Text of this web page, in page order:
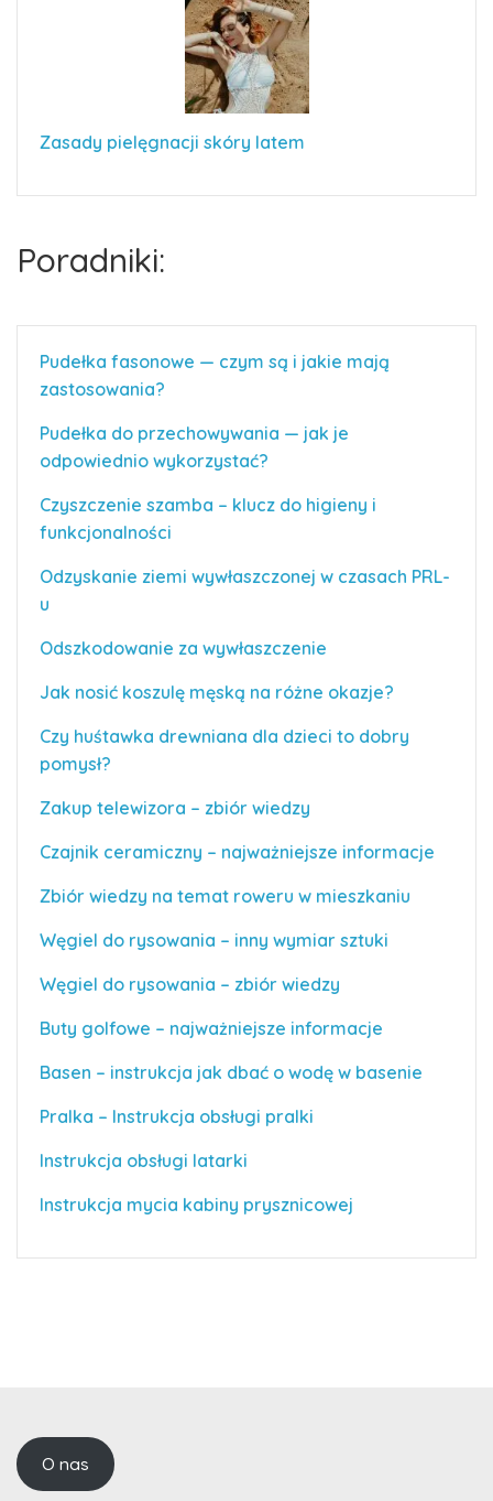
Zasady pielęgnacji skóry latem
Poradniki:
Pudełka fasonowe — czym są i jakie mają
zastosowania?
Pudełka do przechowywania — jak je
odpowiednio wykorzystać?
Czyszczenie szamba – klucz do higieny i
funkcjonalności
Odzyskanie ziemi wywłaszczonej w czasach PRL-
u
Odszkodowanie za wywłaszczenie
Jak nosić koszulę męską na różne okazje?
Czy huśtawka drewniana dla dzieci to dobry
pomysł?
Zakup telewizora – zbiór wiedzy
Czajnik ceramiczny – najważniejsze informacje
Zbiór wiedzy na temat roweru w mieszkaniu
Węgiel do rysowania – inny wymiar sztuki
Węgiel do rysowania – zbiór wiedzy
Buty golfowe – najważniejsze informacje
Basen – instrukcja jak dbać o wodę w basenie
Pralka – Instrukcja obsługi pralki
Instrukcja obsługi latarki
Instrukcja mycia kabiny prysznicowej
O nas